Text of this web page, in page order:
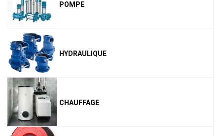
POMPE
HYDRAULIQUE
CHAUFFAGE